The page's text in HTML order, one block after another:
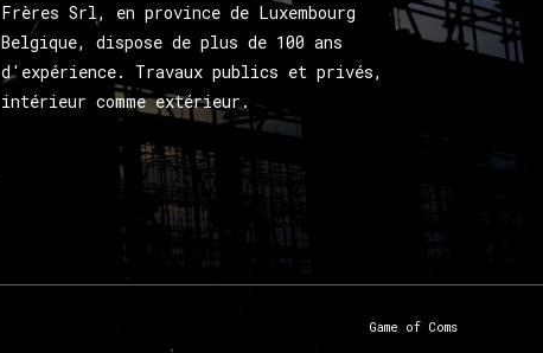
Frères Srl, en province de Luxembourg
Belgique, dispose de plus de 100 ans
d'expérience. Travaux publics et privés,
intérieur comme extérieur.
Game of Coms